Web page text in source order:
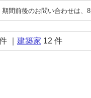
期間前後のお問い合わせは、
｜ 建築家 12 件